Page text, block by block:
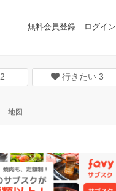
無料会員登録 ログイン
2 行きたい 3
地図